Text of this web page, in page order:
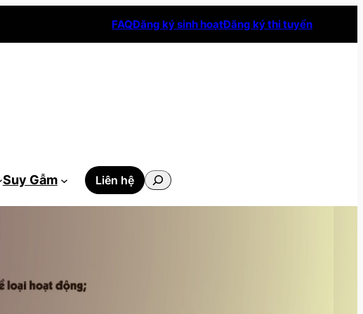
FAQĐăng ký sinh hoạtĐăng ký thi tuyển
Suy Gẫm Liên hệ
Tìm
kiếm